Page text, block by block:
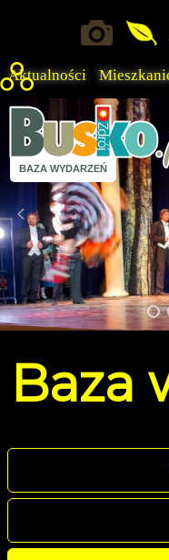
Aktualności
BAZA WYDARZEŃ
Baza